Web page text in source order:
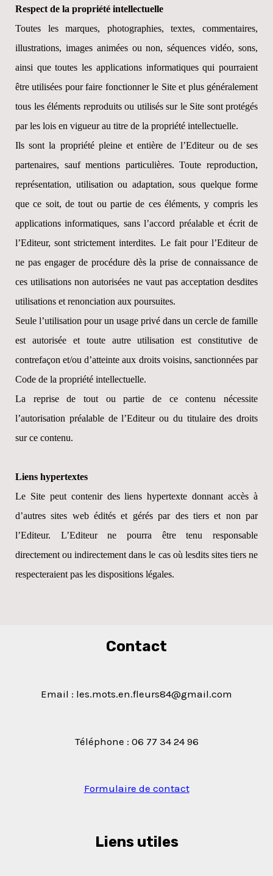
Respect de la propriété intellectuelle
Toutes les marques, photographies, textes, commentaires,
illustrations, images animées ou non, séquences vidéo, sons,
ainsi que toutes les applications informatiques qui pourraient
être utilisées pour faire fonctionner le Site et plus généralement
tous les éléments reproduits ou utilisés sur le Site sont protégés
par les lois en vigueur au titre de la propriété intellectuelle.
Ils sont la propriété pleine et entière de l’Editeur ou de ses
partenaires, sauf mentions particulières. Toute reproduction,
représentation, utilisation ou adaptation, sous quelque forme
que ce soit, de tout ou partie de ces éléments, y compris les
applications informatiques, sans l’accord préalable et écrit de
l’Editeur, sont strictement interdites. Le fait pour l’Editeur de
ne pas engager de procédure dès la prise de connaissance de
ces utilisations non autorisées ne vaut pas acceptation desdites
utilisations et renonciation aux poursuites.
Seule l’utilisation pour un usage privé dans un cercle de famille
est autorisée et toute autre utilisation est constitutive de
contrefaçon et/ou d’atteinte aux droits voisins, sanctionnées par
Code de la propriété intellectuelle.
La reprise de tout ou partie de ce contenu nécessite
l’autorisation préalable de l’Editeur ou du titulaire des droits
sur ce contenu.
Liens hypertextes
Le Site peut contenir des liens hypertexte donnant accès à
d’autres sites web édités et gérés par des tiers et non par
l’Editeur. L’Editeur ne pourra être tenu responsable
directement ou indirectement dans le cas où lesdits sites tiers ne
respecteraient pas les dispositions légales.
Contact
Email : les.mots.en.fleurs84@gmail.com
Téléphone : 06 77 34 24 96
Formulaire de contact
Liens utiles